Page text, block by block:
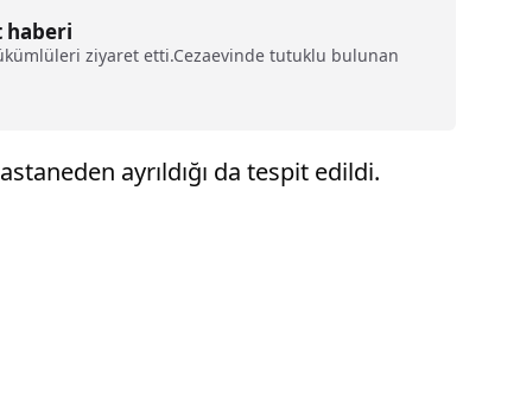
haberi
ziyaret etti.Cezaevinde tutuklu bulunan
ayrıldığı da tespit edildi.